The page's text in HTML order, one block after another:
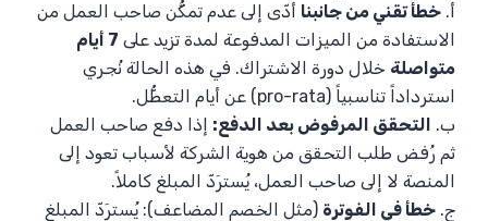
أ. خطأ تقني من جانبنا أدّى إلى عدم تمكُّن صاحب العمل من
الاستفادة من الميزات المدفوعة لمدة تزيد على
7 أيام
متواصلة خلال دورة الاشتراك. في هذه الحالة نُجري
استرداداً تناسبياً (pro-rata) عن أيام التعطُّل.
ب. التحقق المرفوض بعد الدفع: إذا دفع صاحب العمل
ثم رُفض طلب التحقق من هوية الشركة لأسباب تعود إلى
المنصة لا إلى صاحب العمل، يُسترَدّ المبلغ كاملاً.
ج. خطأ في الفوترة (مثل الخصم المضاعف): يُسترَدّ المبلغ